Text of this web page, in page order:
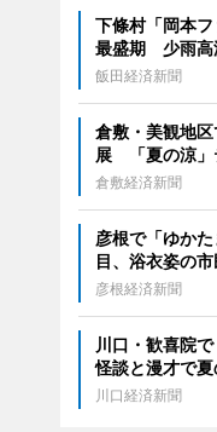
下條村「岡本
最盛期 少雨高
飯田経済新聞
倉敷・美観地
展 「夏の涼」
倉敷経済新聞
彦根で「ゆか
目、浴衣姿の
彦根経済新聞
川口・歓喜院
怪談と漫才で
川口経済新聞